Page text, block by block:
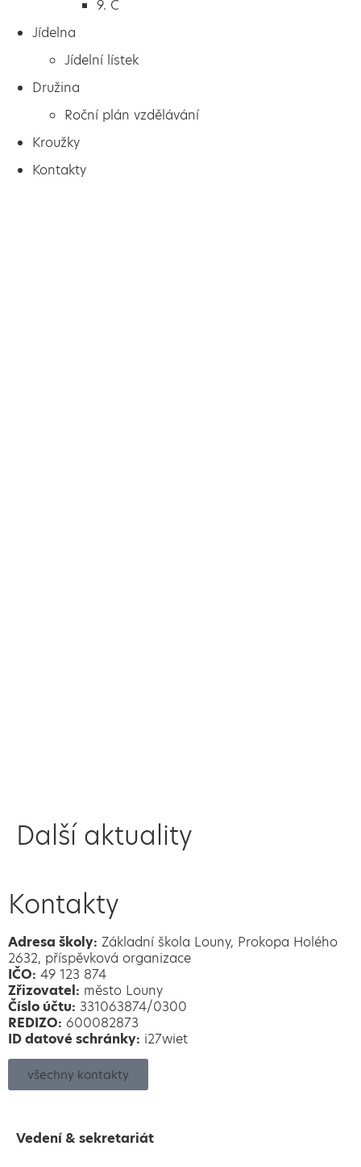
9. C
Jídelna
Jídelní lístek
Družina
Roční plán vzdělávání
Kroužky
Kontakty
Další aktuality
Kontakty
Adresa školy: Základní škola Louny, Prokopa Holého
2632, příspěvková organizace
IČO: 49 123 874
Zřizovatel: město Louny
Číslo účtu: 331063874/0300
REDIZO: 600082873
ID datové schránky: i27wiet
všechny kontakty
Vedení & sekretariát